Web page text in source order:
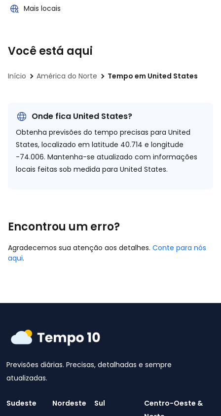
Mais locais
Você está aqui
Início América do Norte Tempo em United States
Onde fica United States?
Obtenha previsões do tempo precisas para United
States, localizado em latitude 40.714 e longitude
-74.006. Mantenha-se atualizado com informações
locais feitas sob medida para United States.
Encontrou um erro?
Agradecemos sua atenção aos detalhes. Conte para nós
aqui.
Previsões diárias. Precisas, detalhadas e sempre
atualizadas.
Sudeste Nordeste Sul
Centro-Oeste &